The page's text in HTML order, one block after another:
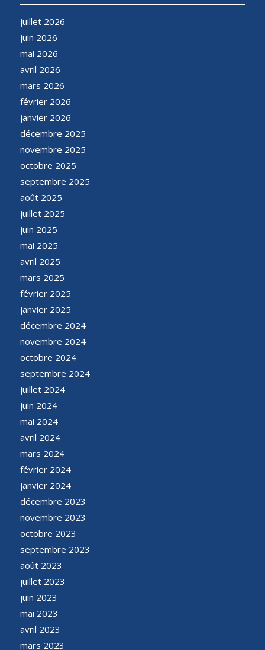
juillet 2026
juin 2026
mai 2026
avril 2026
mars 2026
février 2026
janvier 2026
décembre 2025
novembre 2025
octobre 2025
septembre 2025
août 2025
juillet 2025
juin 2025
mai 2025
avril 2025
mars 2025
février 2025
janvier 2025
décembre 2024
novembre 2024
octobre 2024
septembre 2024
juillet 2024
juin 2024
mai 2024
avril 2024
mars 2024
février 2024
janvier 2024
décembre 2023
novembre 2023
octobre 2023
septembre 2023
août 2023
juillet 2023
juin 2023
mai 2023
avril 2023
mars 2023